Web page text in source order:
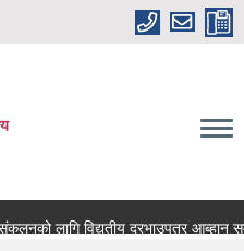
लागि विद्युतीय दरभाउपत्र आब्हान